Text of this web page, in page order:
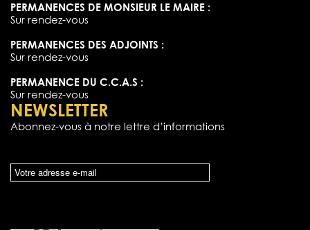
PERMANENCES DE MONSIEUR LE MAIRE :
Sur rendez-vous
PERMANENCES DES ADJOINTS :
Sur rendez-vous
PERMANENCE DU C.C.A.S :
Sur rendez-vous
NEWSLETTER
Abonnez-vous à notre lettre d’informations